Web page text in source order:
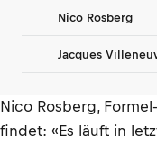
Nico Rosberg
Jacques
Nico Rosberg,
findet: «Es läuft in